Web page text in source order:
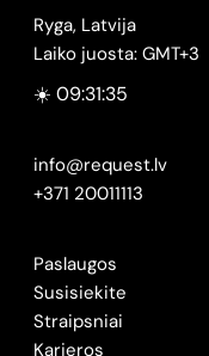
Ryga, Latvija
Laiko juosta: GMT+3
☀️ 09:31:35
info@request.lv
+371 20011113
Paslaugos
Susisiekite
Straipsniai
Karjeros